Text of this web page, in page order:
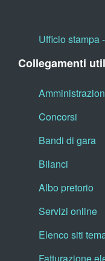
Ufficio stampa
Collegamenti
Concorsi
Bandi di gara
Bilanci
Albo pretorio
Servizi online
Elenco siti